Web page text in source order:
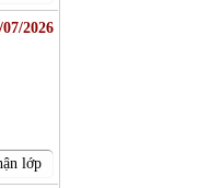
07/2026
lớp